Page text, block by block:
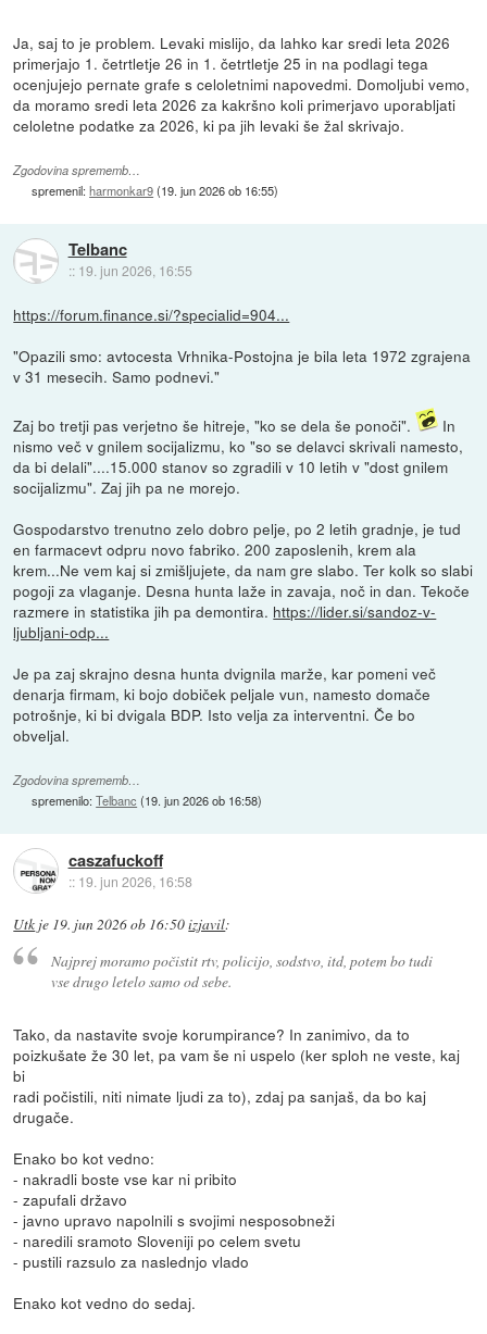
Ja, saj to je problem. Levaki mislijo, da lahko kar sredi leta 2026
primerjajo 1. četrtletje 26 in 1. četrtletje 25 in na podlagi tega
ocenjujejo pernate grafe s celoletnimi napovedmi. Domoljubi vemo,
da moramo sredi leta 2026 za kakršno koli primerjavo uporabljati
celoletne podatke za 2026, ki pa jih levaki še žal skrivajo.
Zgodovina sprememb…
spremenil:harmonkar9(19. jun 2026 ob 16:55)
Telbanc
:: 19. jun 2026, 16:55
https://forum.finance.si/?specialid=904...
"Opazili smo: avtocesta Vrhnika-Postojna je bila leta 1972 zgrajena
v 31 mesecih. Samo podnevi."
Zaj bo tretji pas verjetno še hitreje, "ko se dela še ponoči".
In
nismo več v gnilem socijalizmu, ko "so se delavci skrivali namesto,
da bi delali"....15.000 stanov so zgradili v 10 letih v "dost gnilem
socijalizmu". Zaj jih pa ne morejo.
Gospodarstvo trenutno zelo dobro pelje, po 2 letih gradnje, je tud
en farmacevt odpru novo fabriko. 200 zaposlenih, krem ala
krem...Ne vem kaj si zmišljujete, da nam gre slabo. Ter kolk so slabi
pogoji za vlaganje. Desna hunta laže in zavaja, noč in dan. Tekoče
razmere in statistika jih pa demontira. https://lider.si/sandoz-v-
ljubljani-odp...
Je pa zaj skrajno desna hunta dvignila marže, kar pomeni več
denarja firmam, ki bojo dobiček peljale vun, namesto domače
potrošnje, ki bi dvigala BDP. Isto velja za interventni. Če bo
obveljal.
Zgodovina sprememb…
spremenilo:Telbanc (19. jun 2026 ob 16:58)
caszafuckoff
:: 19. jun 2026, 16:58
Utk je 19. jun 2026 ob 16:50izjavil:
Najprej moramo počistit rtv, policijo, sodstvo, itd, potem bo tudi
vse drugo letelo samo od sebe.
Tako, da nastavite svoje korumpirance? In zanimivo, da to
poizkušate že 30 let, pa vam še ni uspelo (ker sploh ne veste, kaj
bi
radi počistili, niti nimate ljudi za to), zdaj pa sanjaš, da bo kaj
drugače.
Enako bo kot vedno:
- nakradli boste vse kar ni pribito
- zapufali državo
- javno upravo napolnili s svojimi nesposobneži
- naredili sramoto Sloveniji po celem svetu
- pustili razsulo za naslednjo vlado
Enako kot vedno do sedaj.